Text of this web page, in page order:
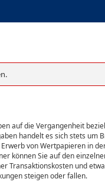
auf die Vergangenheit
handelt es sich stets
von Wertpapieren in
können Sie auf den
Transaktionskosten und
steigen oder fallen.